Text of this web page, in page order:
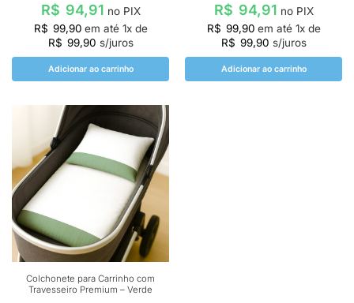
R$ 94,91 no PIX
R$ 99,90 em até 1x de
R$ 99,90 s/juros
Adicionar ao carrinho
R$ 94,91 no PIX
R$ 99,90 em até 1x de
R$ 99,90 s/juros
Adicionar ao carrinho
Colchonete para Carrinho com
Travesseiro Premium – Verde